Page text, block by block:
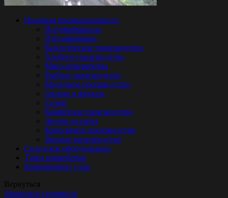
Пищевая промышленность
Полуфабрикаты
Птицефабрики
Кондитерское производство
Хлебное производство
Мясо-переработка
Рыбное производство
Молочное производство
Овощи и фрукты
Снэки
Конфетное производство
Линии розлива
Консервное производство
Винное производство
Складское оборудование
Типы конвейеров
Конвейерные узлы
Вернуться
Запросить стоимость